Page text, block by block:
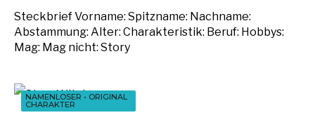
Steckbrief Vorname: Spitzname: Nachname:
Abstammung: Alter: Charakteristik: Beruf: Hobbys:
Mag: Mag nicht: Story
NAMENLOSER • ORIGINAL
CHARAKTER